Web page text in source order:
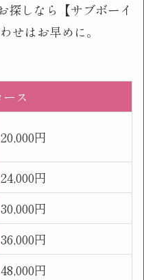
探しなら【サブボーイ
せはお早めに。
ス
20,000円
24,000円
30,000円
36,000円
48,000円